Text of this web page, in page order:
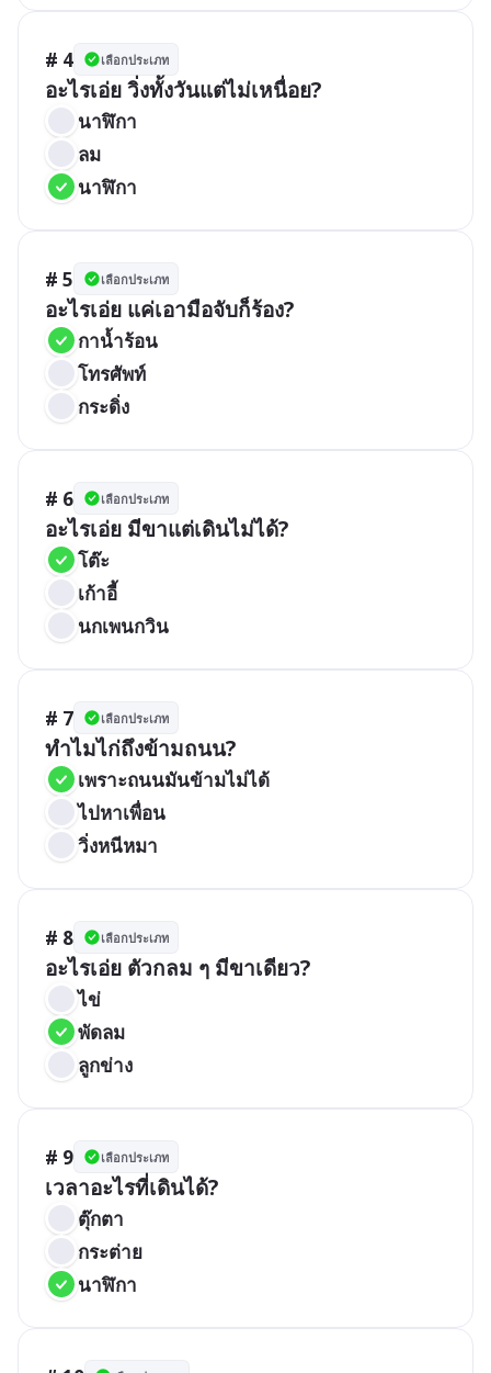
# 4 เลือกประเภท
อะไรเอ่ย วิ่งทั้งวันแต่ไม่เหนื่อย?
นาฬิกา
ลม
นาฬิกา
# 5 เลือกประเภท
อะไรเอ่ย แค่เอามือจับก็ร้อง?
กาน้ำร้อน
โทรศัพท์
กระดิ่ง
# 6 เลือกประเภท
อะไรเอ่ย มีขาแต่เดินไม่ได้?
โต๊ะ
เก้าอี้
นกเพนกวิน
# 7 เลือกประเภท
ทำไมไก่ถึงข้ามถนน?
เพราะถนนมันข้ามไม่ได้
ไปหาเพื่อน
วิ่งหนีหมา
# 8 เลือกประเภท
อะไรเอ่ย ตัวกลม ๆ มีขาเดียว?
ไข่
พัดลม
ลูกข่าง
# 9 เลือกประเภท
เวลาอะไรที่เดินได้?
ตุ๊กตา
กระต่าย
นาฬิกา